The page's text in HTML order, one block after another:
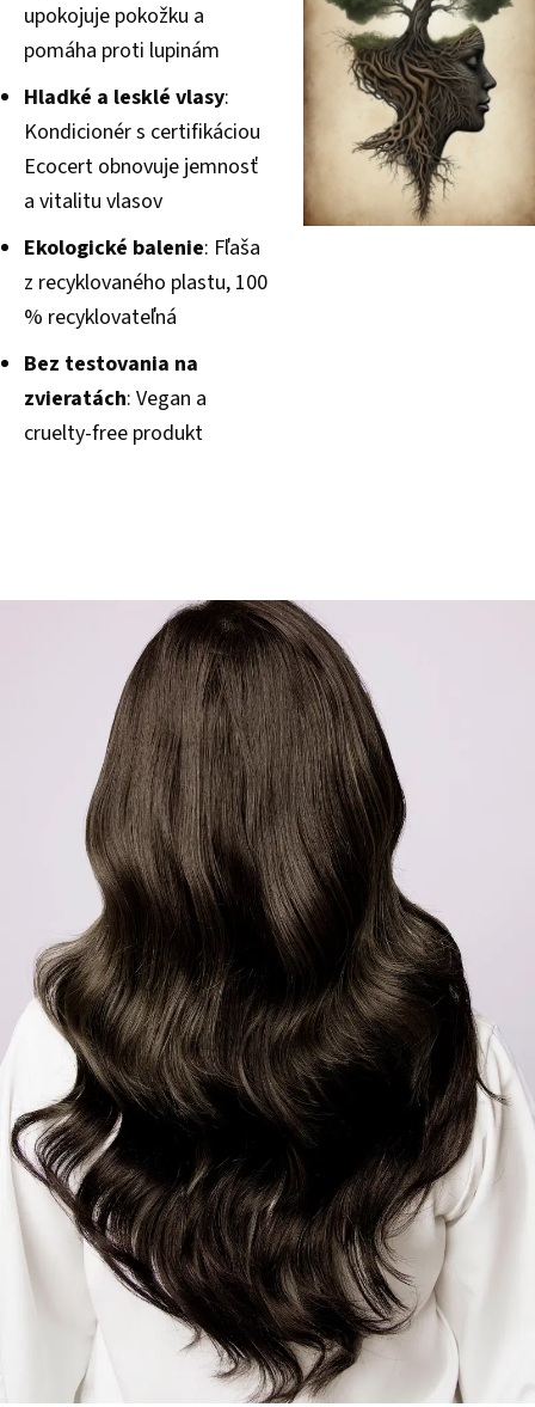
upokojuje pokožku a
pomáha proti lupinám
Hladké a lesklé vlasy:
Kondicionér s certifikáciou
Ecocert obnovuje jemnosť
a vitalitu vlasov
Ekologické balenie: Fľaša
z recyklovaného plastu, 100
% recyklovateľná
Bez testovania na
zvieratách: Vegan a
cruelty-free produkt